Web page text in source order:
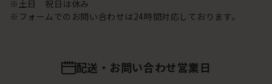
※土日 祝日は休み
※フォームでのお問い合わせは24時間対応しております。
配送・お問い合わせ営業日